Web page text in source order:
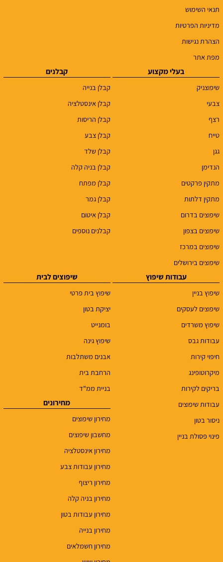
תנאי השימוש
מדיניות הפרטיות
הצהרת נגישות
מפת אתר
בעלי מקצוע
שיפוצניק
צבעי
רצף
טייח
גגן
הנדימן
מתקין פרקטים
מתקין דלתות
שיפוצים בדרום
שיפוצים בצפון
שיפוצים במרכז
שיפוצים בירושלים
קבלנים
קבלן בנייה
קבלן אינסטלציה
קבלן הריסות
קבלן צבע
קבלן שלד
קבלן בניה קלה
קבלן מפתח
קבלן גמר
קבלן איטום
קבלנים נוספים
עבודות שיפוץ
שיפוץ בניין
שיפוצים לעסקים
שיפוץ משרדים
עבודות גבס
חיפוי קירות
מיקרוטופינג
בריקים לקירות
עבודות שיפוצים
ניסור בטון
פינוי פסולת בניין
שיפוצים לבית
שיפוץ בית פרטי
יציקת בטון
בומנייט
שיפוץ גינה
אבנים משתלבות
הרחבת בית
בניית ממ"ד
מחירונים
מחירון שיפוצים
מחשבון שיפוצים
מחירון אינסטלציה
מחירון עבודות צבע
מחירון ריצוף
מחירון בניה קלה
מחירון עבודות בטון
מחירון בנייה
מחירון חשמלאים